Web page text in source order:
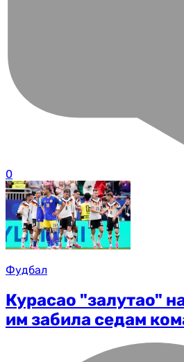
0
Фудбал
Курасао "залутао"
им забила седам